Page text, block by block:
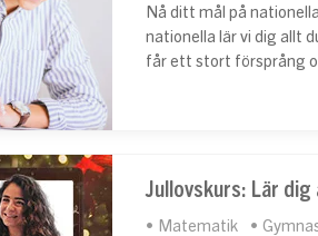
Nå ditt mål på
nationella lär vi dig allt
får ett stort försprång
Jullovskurs: Lär
Matematik